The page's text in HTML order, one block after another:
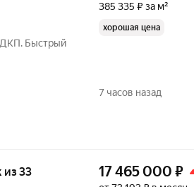
ДКП. Быстрый
385 335 ₽ за м²
хорошая цена
7 часов назад
из 33 17 465 000 ₽